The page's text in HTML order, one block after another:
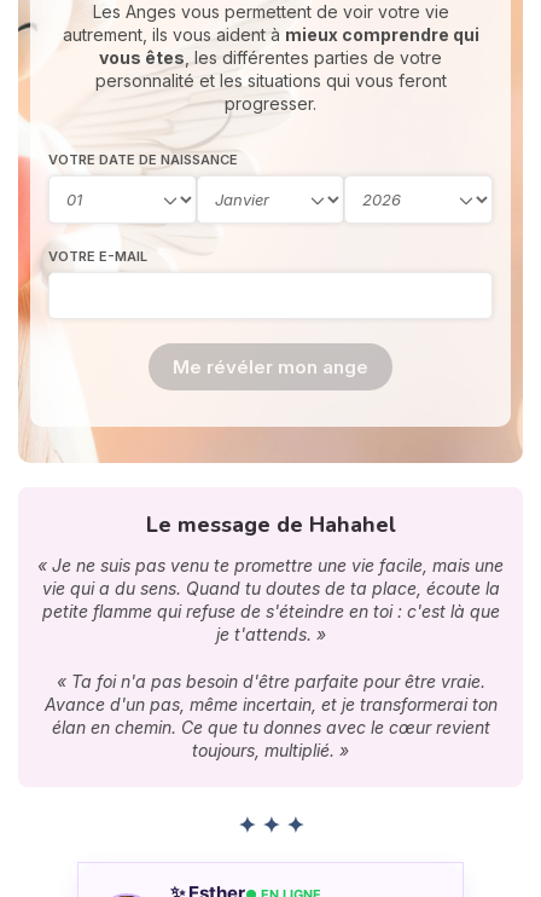
Les Anges vous permettent de voir votre vie
autrement, ils vous aident à mieux comprendre qui
vous êtes , les différentes parties de votre
personnalité et les situations qui vous feront
progresser.
VOTRE DATE DE NAISSANCE
VOTRE E-MAIL
Me révéler mon ange
Le message de Hahahel
« Je ne suis pas venu te promettre une vie facile, mais une
vie qui a du sens. Quand tu doutes de ta place, écoute la
petite flamme qui refuse de s'éteindre en toi : c'est là que
je t'attends. »
« Ta foi n'a pas besoin d'être parfaite pour être vraie.
Avance d'un pas, même incertain, et je transformerai ton
élan en chemin. Ce que tu donnes avec le cœur revient
toujours, multiplié. »
✦ ✦ ✦